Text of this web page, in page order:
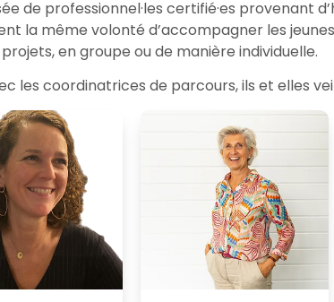
de professionnel·les certifié·es provenant
la même volonté d’accompagner les
en groupe ou de manière individuelle.
les coordinatrices de parcours, ils et elles